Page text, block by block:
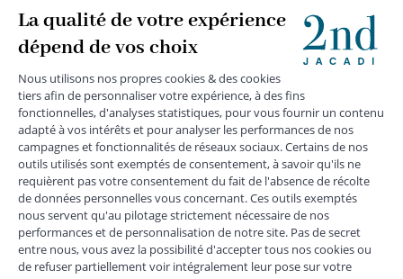
JACADI 2nd
SERVICE CLIENTS
SUIVEZ-NOUS
MENTIONS LÉGALES | CGU| CGV COOKIES
DONNÉES PERSONNELLES